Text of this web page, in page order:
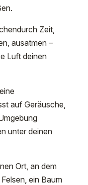
Zeit,
ausatmen –
Luft deinen
auf Geräusche,
unter deinen
Ort, an dem
ein Baum